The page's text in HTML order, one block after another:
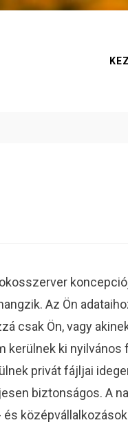
Az Ön
csak Ön, vagy
kerülnek ki nyilvános
privát fájljai
biztonságos. A
és